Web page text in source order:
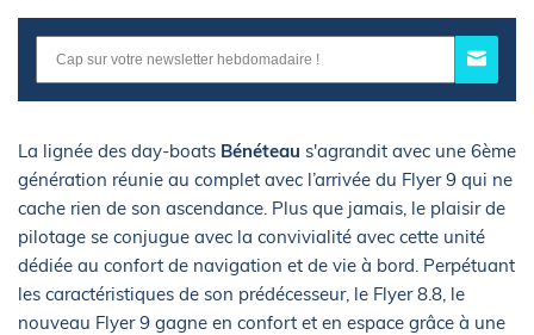
La lignée des day-boats Bénéteau s'agrandit avec une 6ème
génération réunie au complet avec l’arrivée du Flyer 9 qui ne
cache rien de son ascendance. Plus que jamais, le plaisir de
pilotage se conjugue avec la convivialité avec cette unité
dédiée au confort de navigation et de vie à bord. Perpétuant
les caractéristiques de son prédécesseur, le Flyer 8.8, le
nouveau Flyer 9 gagne en confort et en espace grâce à une